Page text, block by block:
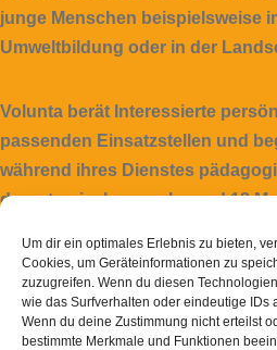
Um dir ein optimales Erlebnis zu bieten,
Cookies, um Geräteinformationen zu
zuzugreifen. Wenn du diesen
wie das Surfverhalten oder eindeutige IDs
Wenn du deine Zustimmung nicht erteilst
bestimmte Merkmale und Funktionen
junge Menschen beispielsweise
Umweltbildung oder in der
Volunta berät Interessierte
passenden Einsatzstellen und
während ihres Dienstes
dauert zwischen sechs und 18
Rolle, die Teilnahme ist zwischen
möglich.